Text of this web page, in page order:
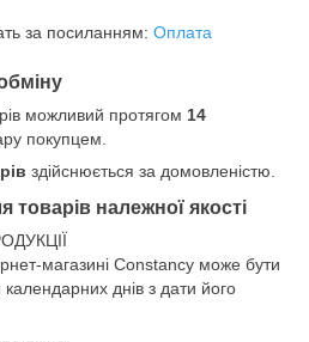
за посиланням: Оплата
можливий протягом 14
покупцем.
здійснюється за домовленістю.
належної якості
магазині Constancy може бути
днів з дати його